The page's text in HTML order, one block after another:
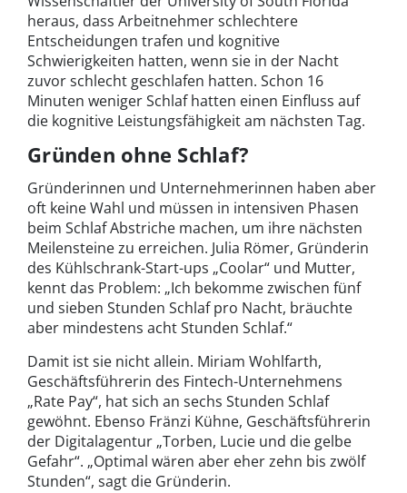
heraus, dass Arbeitnehmer schlechtere
Entscheidungen trafen und kognitive
Schwierigkeiten hatten, wenn sie in der Nacht
zuvor schlecht geschlafen hatten. Schon 16
Minuten weniger Schlaf hatten einen Einfluss auf
die kognitive Leistungsfähigkeit am nächsten Tag.
Gründen ohne Schlaf?
Gründerinnen und Unternehmerinnen haben aber
oft keine Wahl und müssen in intensiven Phasen
beim Schlaf Abstriche machen, um ihre nächsten
Meilensteine zu erreichen. Julia Römer, Gründerin
des Kühlschrank-Start-ups „Coolar“ und Mutter,
kennt das Problem: „Ich bekomme zwischen fünf
und sieben Stunden Schlaf pro Nacht, bräuchte
aber mindestens acht Stunden Schlaf.“
Damit ist sie nicht allein. Miriam Wohlfarth,
Geschäftsführerin des Fintech-Unternehmens
„Rate Pay“, hat sich an sechs Stunden Schlaf
gewöhnt. Ebenso Fränzi Kühne, Geschäftsführerin
der Digitalagentur „Torben, Lucie und die gelbe
Gefahr“. „Optimal wären aber eher zehn bis zwölf
Stunden“, sagt die Gründerin.